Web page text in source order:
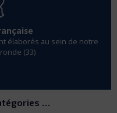
élaborés au sein de notre
(33)
…